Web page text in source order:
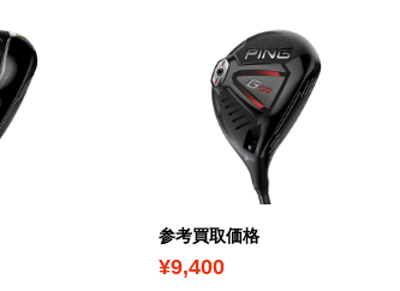
参考買取価格
¥9,400